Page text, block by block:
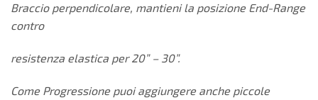
Braccio perpendicolare, mantieni la posizione End-Range
contro
resistenza elastica per 20” – 30”.
Come Progressione puoi aggiungere anche piccole